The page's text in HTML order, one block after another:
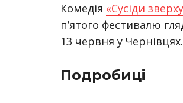
Комедія «Сусіди
п’ятого фестивалю
13 червня у Чернівцях.
Подробиці